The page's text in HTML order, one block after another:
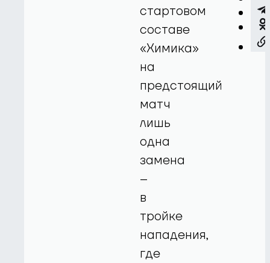
стартовом
составе
«Химика»
на
предстоящий
матч
лишь
одна
замена
–
в
тройке
нападения,
где